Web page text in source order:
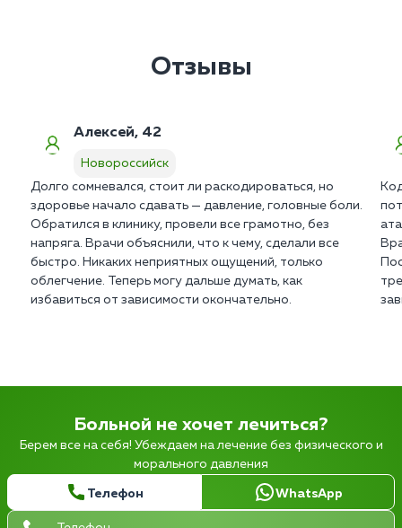
Отзывы
Алексей, 42
Новороссийск
Долго сомневался, стоит ли раскодироваться, но
здоровье начало сдавать — давление, головные боли.
Обратился в клинику, провели все грамотно, без
напряга. Врачи объяснили, что к чему, сделали все
быстро. Никаких неприятных ощущений, только
облегчение. Теперь могу дальше думать, как
избавиться от зависимости окончательно.
Больной не хочет лечиться?
Берем все на себя! Убеждаем на лечение без физического и
морального давления
Телефон WhatsApp